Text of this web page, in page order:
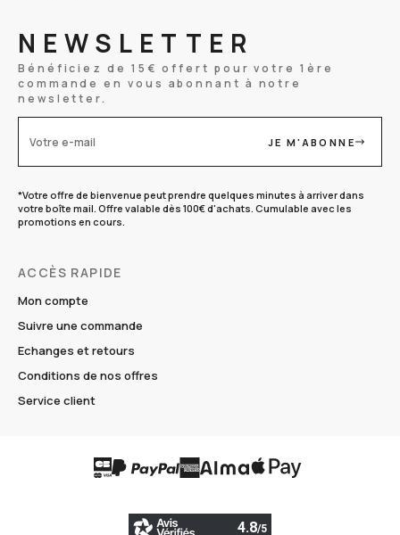
ACCÈS RAPIDE
Mon compte
Suivre une commande
Echanges et retours
Conditions de nos offres
Service client
NEWSLETTER
Bénéficiez de 15€ offert pour votre 1ère
commande en vous abonnant à notre
newsletter.
Votre e-mail JE M'ABONNE
*Votre offre de bienvenue peut prendre quelques minutes à arriver dans
votre boîte mail. Offre valable dès 100€ d'achats. Cumulable avec les
promotions en cours.